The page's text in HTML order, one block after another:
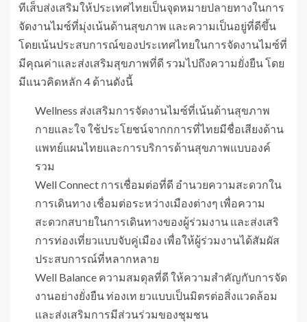
ทีเส็บส่งเสริมให้ประเทศไทยเป็นจุดหมายปลายทางในการ
จัดงานไมซ์ที่มุ่งเน้นด้านสุขภาพ และความเป็นอยู่ที่ดีขึ้น
โดยเน้นประสบการณ์ของประเทศไทยในการจัดงานไมซ์ที่
มีคุณค่าและส่งเสริมสุขภาพที่ดี รวมไปถึงความยั่งยืน โดย
มีแนวคิดหลัก 4 ด้านดังนี้
Wellness ส่งเสริมการจัดงานไมซ์ที่เน้นด้านสุขภาพ
กายและใจ ใช้ประโยชน์จากกการที่ไทยมีชื่อเสียงด้าน
แพทย์แผนไทยและการบริการด้านสุขภาพแบบองค์
รวม
Well Connect การเชื่อมต่อที่ดี อำนวยความสะดวกใน
การเดินทาง เชื่อมต่อระหว่างเมืองต่างๆ เพื่อความ
สะดวกสบายในการเดินทางของผู้ร่วมงาน และส่งเสริ
การท่องเที่ยวแบบจับคู่เมือง เพื่อให้ผู้ร่วมงานได้สัมผัส
ประสบการณ์ที่หลากหลาย
Well Balance ความสมดุลที่ดี ให้ความสำคัญกับการจัด
งานอย่างยั่งยืน ท่องเท ยวแบบเป็นมิตรต่อสิ่งแวดล้อม
และส่งเสริมการมีส่วนร่วมของชุมชน